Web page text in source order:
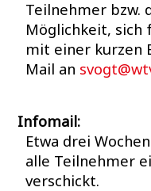
Teilnehmer bzw.
Möglichkeit, sich
mit einer kurzen
Mail an
Infomail:
Etwa drei
alle Teilnehmer
verschickt.